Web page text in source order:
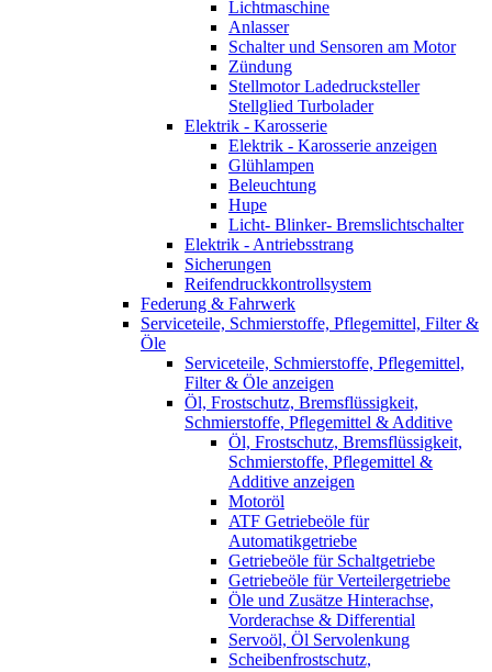
Lichtmaschine
Anlasser
Schalter und Sensoren am Motor
Zündung
Stellmotor Ladedrucksteller
Stellglied Turbolader
Elektrik - Karosserie
Elektrik - Karosserie anzeigen
Glühlampen
Beleuchtung
Hupe
Licht- Blinker- Bremslichtschalter
Elektrik - Antriebsstrang
Sicherungen
Reifendruckkontrollsystem
Federung & Fahrwerk
Serviceteile, Schmierstoffe, Pflegemittel, Filter &
Öle
Serviceteile, Schmierstoffe, Pflegemittel,
Filter & Öle anzeigen
Öl, Frostschutz, Bremsflüssigkeit,
Schmierstoffe, Pflegemittel & Additive
Öl, Frostschutz, Bremsflüssigkeit,
Schmierstoffe, Pflegemittel &
Additive anzeigen
Motoröl
ATF Getriebeöle für
Automatikgetriebe
Getriebeöle für Schaltgetriebe
Getriebeöle für Verteilergetriebe
Öle und Zusätze Hinterachse,
Vorderachse & Differential
Servoöl, Öl Servolenkung
Scheibenfrostschutz,